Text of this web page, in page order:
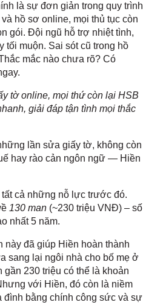
là sự đơn giản trong quy trình
hồ sơ online, mọi thủ tục còn
gói. Đội ngũ hỗ trợ nhiệt tình,
tối muộn. Sai sót cũ trong hồ
mắc nào chưa rõ? Có
tờ online, mọi thứ còn lại HSB
giải đáp tận tình mọi thắc
lần sửa giấy tờ, không còn
hay rào cản ngôn ngữ — Hiền
cả những nỗ lực trước đó.
130 man (~230 triệu VNĐ) – số
nhất 5 năm.
đã giúp Hiền hoàn thành
sang lại ngôi nhà cho bố mẹ ở
230 triệu có thể là khoản
với Hiền, đó còn là niềm
đình bằng chính công sức và sự